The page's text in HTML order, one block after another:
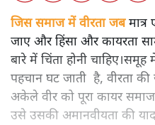
जिस समाज में वीरता जब
जाए और हिंसा और कायरता
बारे में चिंता होनी
पहचान घट जाती है, वीरता
अकेले वीर को पूरा कायर
उसे उसकी अमानवीयता की याद